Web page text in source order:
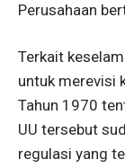
Perusahaan
Terkait
untuk merevisi
Tahun 1970
UU tersebut
regulasi yang